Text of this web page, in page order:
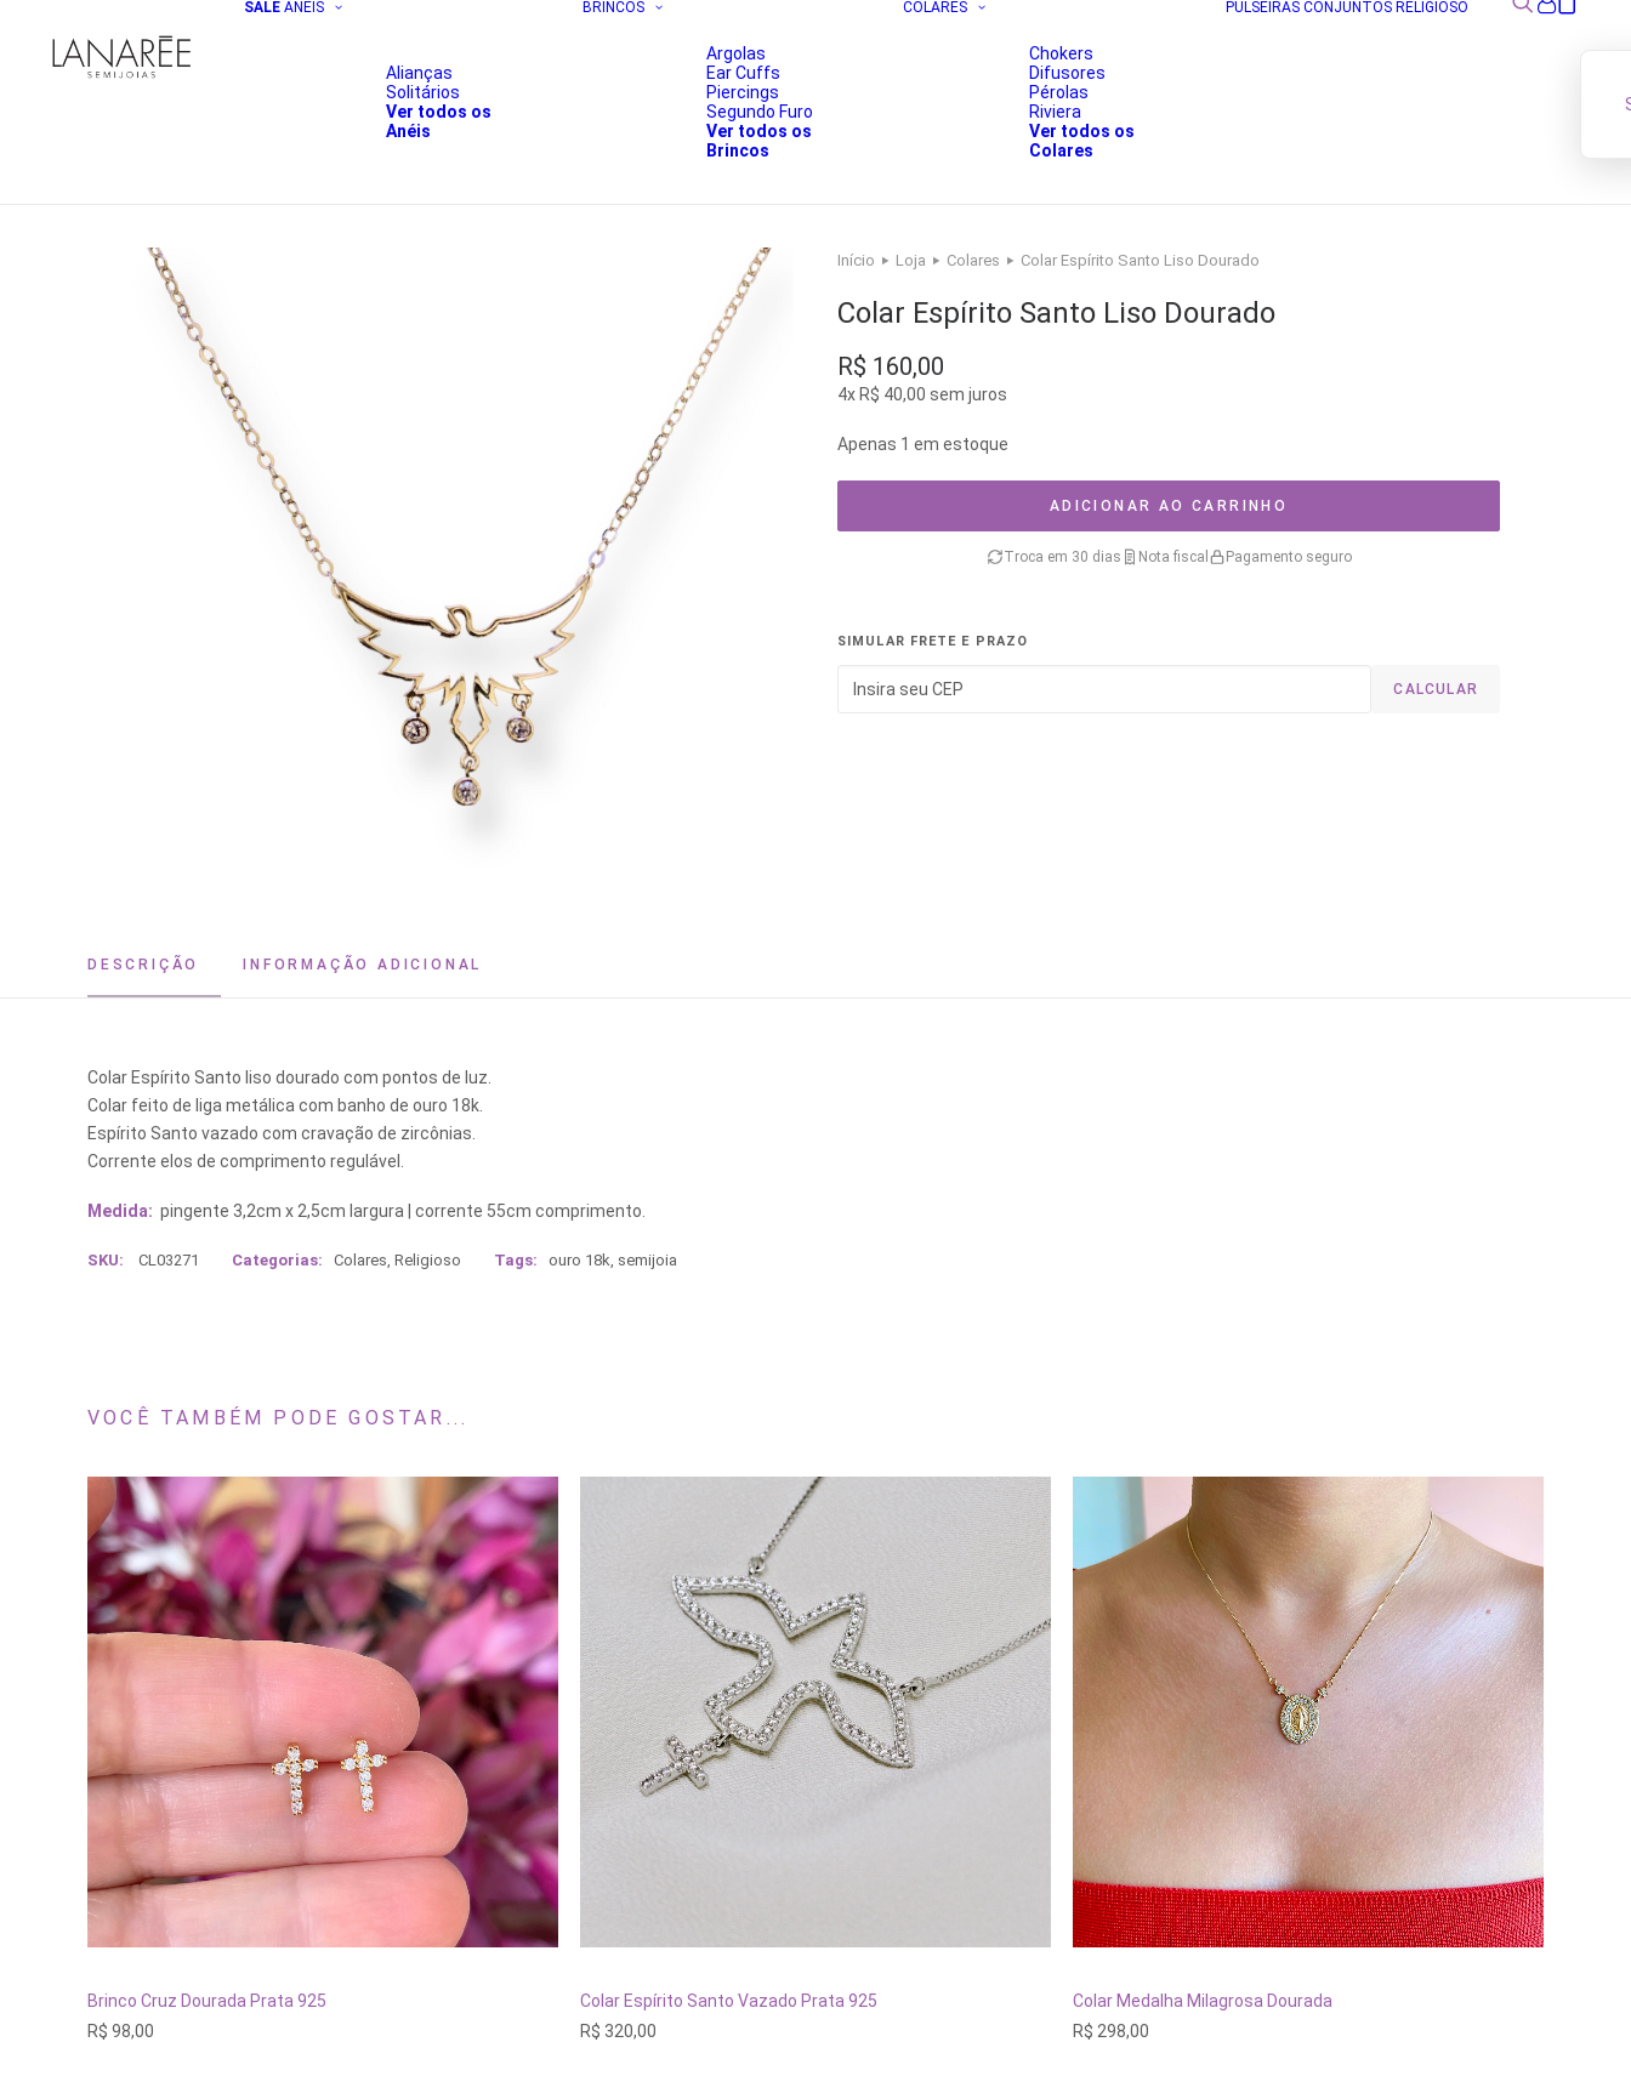
SALE ANÉIS
Alianças
Solitários
Ver todos os
Anéis
BRINCOS
Argolas
Ear Cuffs
Piercings
Segundo Furo
Ver todos os
Brincos
COLARES
Chokers
Difusores
Pérolas
Riviera
Ver todos os
Colares
PULSEIRAS CONJUNTOS RELIGIOSO
Início Loja Colares Colar Espírito Santo Liso Dourado
Colar Espírito Santo Liso Dourado
R$ 160,00
4x R$ 40,00 sem juros
Apenas 1 em estoque
ADICIONAR AO CARRINHO
Troca em 30 dias Nota fiscal Pagamento seguro
SIMULAR FRETE E PRAZO
CALCULAR
DESCRIÇÃO INFORMAÇÃO ADICIONAL
Colar Espírito Santo liso dourado com pontos de luz.
Colar feito de liga metálica com banho de ouro 18k.
Espírito Santo vazado com cravação de zircônias.
Corrente elos de comprimento regulável.
Medida: pingente 3,2cm x 2,5cm largura | corrente 55cm comprimento.
SKU: CL03271 Categorias: Colares, Religioso Tags: ouro 18k, semijoia
VOCÊ TAMBÉM PODE GOSTAR...
ADICIONAR AO CARRINHO
Brinco Cruz Dourada Prata 925
R$ 98,00
ADICIONAR AO CARRINHO
Colar Espírito Santo Vazado Prata 925
R$ 320,00
ESGOTADO
Colar Medalha Milagrosa Dourada
R$ 298,00